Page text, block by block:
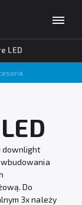
LED
downlight
Do
3x należy